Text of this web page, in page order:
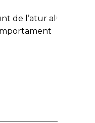
de l’atur al